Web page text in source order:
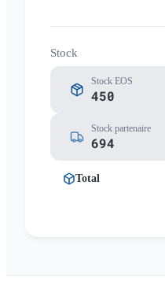
Stock
Stock EOS
450
Stock partenaire
694
Total